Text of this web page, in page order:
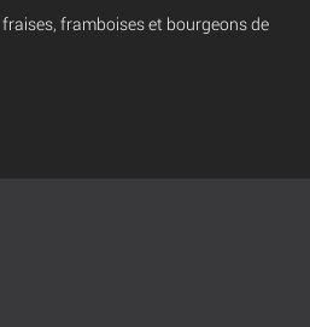
fraises, framboises et bourgeons de